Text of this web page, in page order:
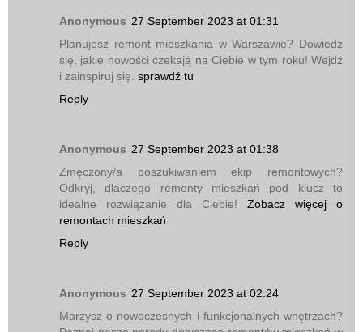
Anonymous 27 September 2023 at 01:31
Planujesz remont mieszkania w Warszawie? Dowiedz
się, jakie nowości czekają na Ciebie w tym roku! Wejdź
i zainspiruj się. sprawdź tu
Reply
Anonymous 27 September 2023 at 01:38
Zmęczony/a poszukiwaniem ekip remontowych?
Odkryj, dlaczego remonty mieszkań pod klucz to
idealne rozwiązanie dla Ciebie! Zobacz więcej o
remontach mieszkań
Reply
Anonymous 27 September 2023 at 02:24
Marzysz o nowoczesnych i funkcjonalnych wnętrzach?